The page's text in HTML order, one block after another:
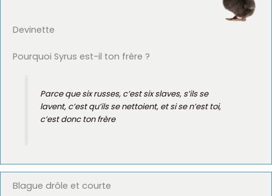
Devinette
Pourquoi Syrus est-il ton frère ?
Parce que six russes, c’est six slaves, s’ils se
lavent, c’est qu’ils se nettoient, et si se n’est toi,
c’est donc ton frère
Blague drôle et courte